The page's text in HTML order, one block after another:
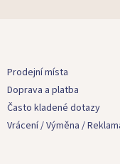
Prodejní místa
Doprava a platba
Často kladené dotazy
Vrácení / Výměna /